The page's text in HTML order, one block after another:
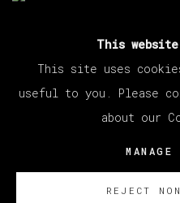
COPYRIGHT © 2026 VETA
This
This site uses
useful to you. Please
about our
REJECT